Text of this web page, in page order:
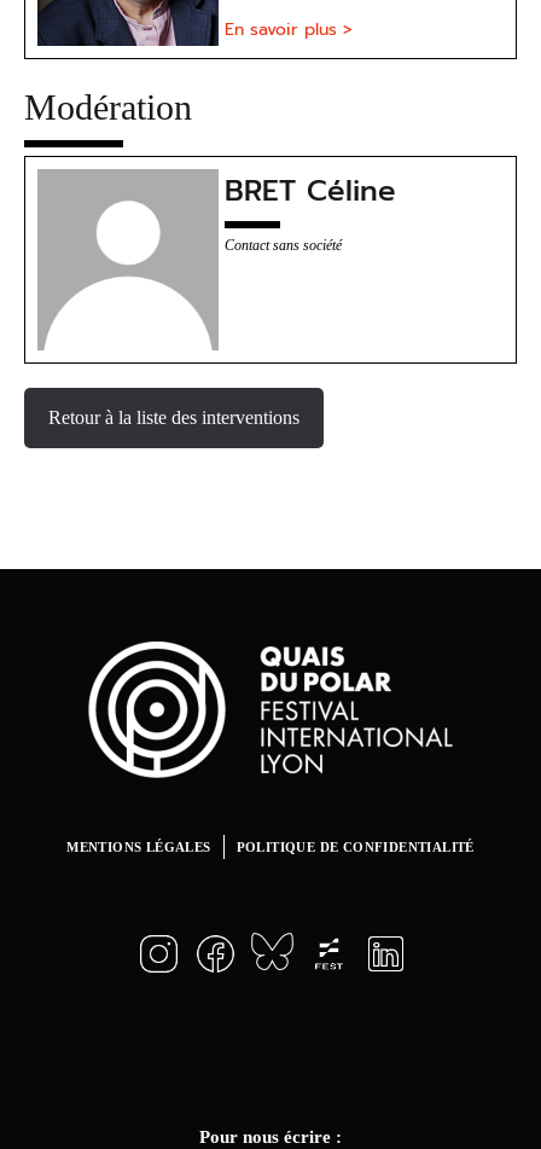
En savoir plus >
Modération
BRET Céline
Contact sans société
Retour à la liste des interventions
Pour nous écrire :
MENTIONS LÉGALES POLITIQUE DE CONFIDENTIALITÉ